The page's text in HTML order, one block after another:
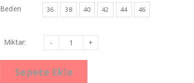
Beden 36 38 40 42 44 46
Miktar: Blazer
Ceket
Mavi
Mona
adet
Sepete Ekle